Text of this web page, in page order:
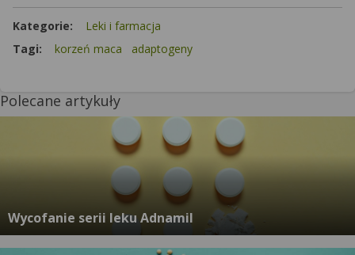
Kategorie:
Leki i farmacja
Tagi:
korzeń maca adaptogeny
Polecane artykuły
Wycofanie serii leku Adnamil